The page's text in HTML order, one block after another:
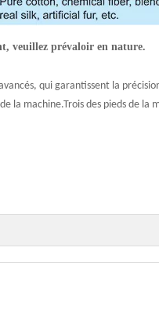
veuillez prévaloir en nature.
qui garantissent la
machine.Trois des pieds de la